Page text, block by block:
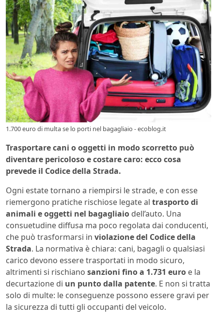
1.700 euro di multa se lo porti nel bagagliaio - ecoblog.it
Trasportare cani o oggetti in modo scorretto può
diventare pericoloso e costare caro: ecco cosa
prevede il Codice della Strada.
Ogni estate tornano a riempirsi le strade, e con esse
riemergono pratiche rischiose legate al trasporto di
animali e oggetti nel bagagliaio dell’auto. Una
consuetudine diffusa ma poco regolata dai conducenti,
che può trasformarsi in violazione del Codice della
Strada. La normativa è chiara: cani, bagagli o qualsiasi
carico devono essere trasportati in modo sicuro,
altrimenti si rischiano sanzioni fino a 1.731 euro e la
decurtazione di un punto dalla patente. E non si tratta
solo di multe: le conseguenze possono essere gravi per
la sicurezza di tutti gli occupanti del veicolo.